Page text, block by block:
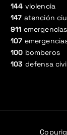
144 violencia
147 atención
911 emergencias
107
100 bomberos
103 defensa